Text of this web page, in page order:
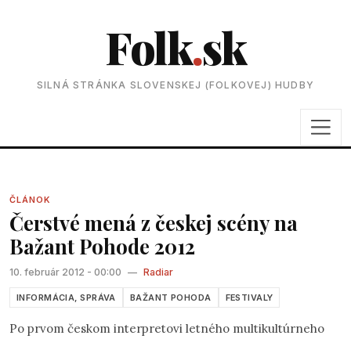
Folk.sk
SILNÁ STRÁNKA SLOVENSKEJ (FOLKOVEJ) HUDBY
ČLÁNOK
Čerstvé mená z českej scény na
Bažant Pohode 2012
10. február 2012 - 00:00 — Radiar
INFORMÁCIA, SPRÁVA BAŽANT POHODA FESTIVALY
Po prvom českom interpretovi letného multikultúrneho